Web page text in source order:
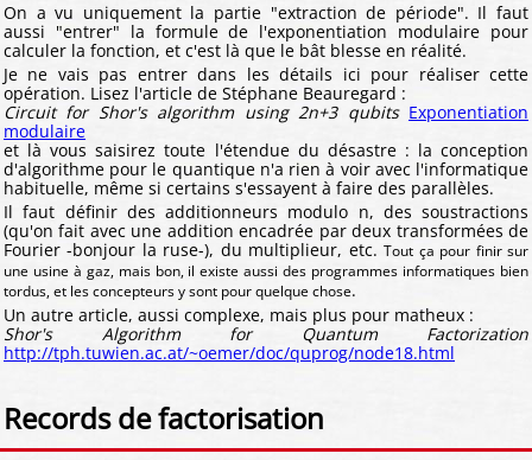
On a vu uniquement la partie "extraction de période". Il faut
aussi "entrer" la formule de l'exponentiation modulaire pour
calculer la fonction, et c'est là que le bât blesse en réalité.
Je ne vais pas entrer dans les détails ici pour réaliser cette
opération. Lisez l'article de Stéphane Beauregard :
Circuit for Shor's algorithm using 2n+3 qubits Exponentiation
modulaire
et là vous saisirez toute l'étendue du désastre : la conception
d'algorithme pour le quantique n'a rien à voir avec l'informatique
habituelle, même si certains s'essayent à faire des parallèles.
Il faut définir des additionneurs modulo n, des soustractions
(qu'on fait avec une addition encadrée par deux transformées de
Fourier -bonjour la ruse-), du multiplieur, etc.Tout ça pour finir sur
une usine à gaz, mais bon, il existe aussi des programmes informatiques bien
tordus, et les concepteurs y sont pour quelque chose.
Un autre article, aussi complexe, mais plus pour matheux :
Shor's Algorithm for Quantum Factorization
http://tph.tuwien.ac.at/~oemer/doc/quprog/node18.html
Records de factorisation